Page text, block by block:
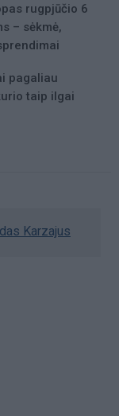
rugpjūčio 6
– sėkmė,
pagaliau
taip ilgai
Karzajus